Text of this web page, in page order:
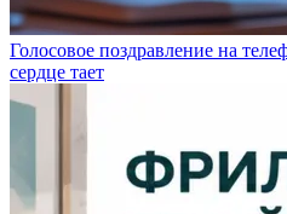
Голосовое поздравление на
сердце тает